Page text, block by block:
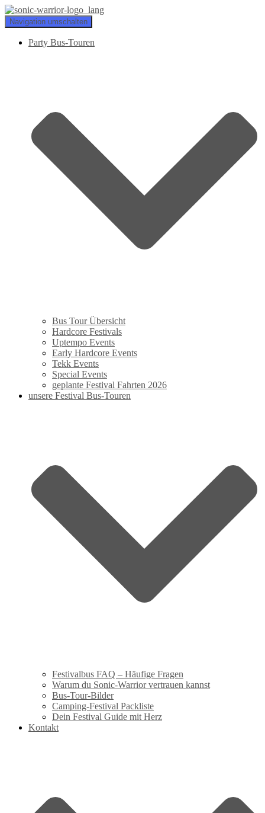
Navigation umschalten
Party Bus-Touren
Bus Tour Übersicht
Hardcore Festivals
Uptempo Events
Early Hardcore Events
Tekk Events
Special Events
geplante Festival Fahrten 2026
unsere Festival Bus-Touren
Festivalbus FAQ – Häufige Fragen
Warum du Sonic-Warrior vertrauen kannst
Bus-Tour-Bilder
Camping-Festival Packliste
Dein Festival Guide mit Herz
Kontakt